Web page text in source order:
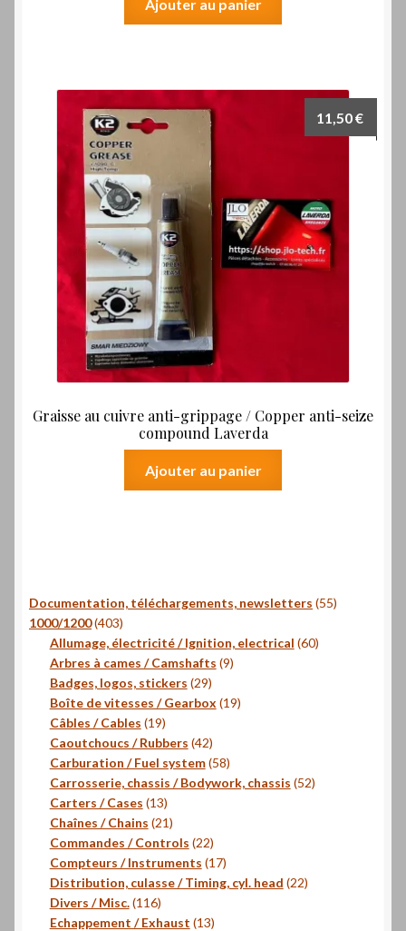
Ajouter au panier
Graisse au cuivre anti-grippage / Copper anti-seize
compound Laverda
11,50€
Ajouter au panier
Documentation, téléchargements, newsletters 5555
1000/1200 403403
produits
Allumage, électricité / Ignition, electrical 6060
Arbres à cames / Camshafts 99
Badges, logos, stickers 2929
produits
Boîte de vitesses / Gearbox 1919
Câbles / Cables 1919
produits
Caoutchoucs / Rubbers 4242
produits
Carburation / Fuel system 5858
produits
Carrosserie, chassis / Bodywork, chassis 5252
Carters / Cases 1313
produits
Chaînes / Chains 2121
produits
Commandes / Controls 2222
produits
Compteurs / Instruments 1717
produits
Distribution, culasse / Timing, cyl. head 2222
Divers / Misc. 116116
produits
Echappement / Exhaust 1313